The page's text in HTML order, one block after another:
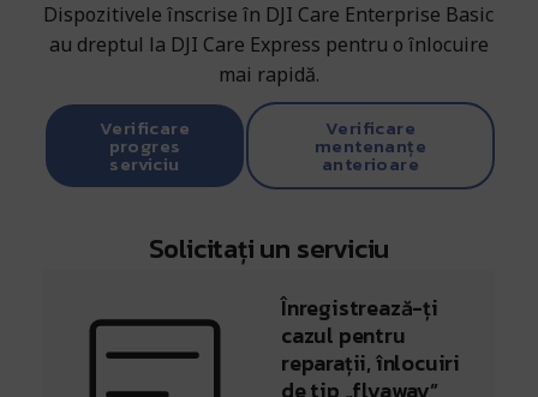
Dispozitivele înscrise în DJI Care Enterprise Basic
au dreptul la DJI Care Express pentru o înlocuire
mai rapidă.
Verificare
progres
serviciu
Verificare
mentenanțe
anterioare
Solicitați un serviciu
Înregistrează-ți
cazul pentru
reparații, înlocuiri
de tip „flyaway”